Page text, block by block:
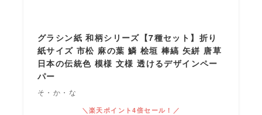
グラシン紙 和柄シリーズ【7種セット】折り
紙サイズ 市松 麻の葉 鱗 桧垣 棒縞 矢絣 唐草
日本の伝統色 模様 文様 透けるデザインペー
パー
そ・か・な
＼楽天ポイント4倍セール！／